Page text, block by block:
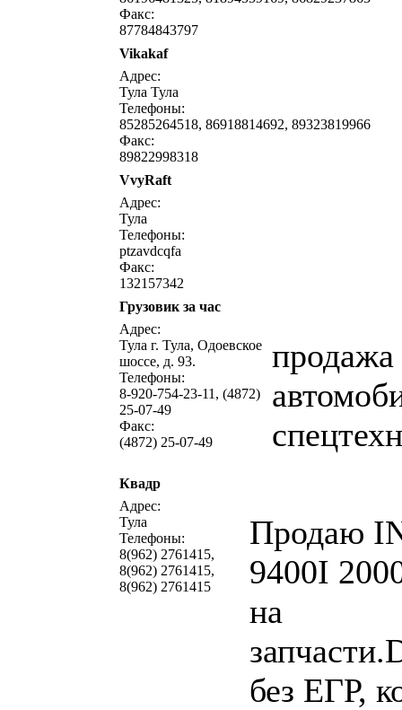
Факс:
87784843797
Vikakaf
Адрес:
Тула Тула
Телефоны:
85285264518, 86918814692, 89323819966
Факс:
89822998318
VvyRaft
Адрес:
Тула
Телефоны:
ptzavdcqfa
Факс:
132157342
Грузовик за час
Адрес:
Тула г. Тула, Одоевское
шоссе, д. 93.
Телефоны:
8-920-754-23-11, (4872)
25-07-49
Факс:
(4872) 25-07-49
продажа
Квадр
Адрес:
Тула
Телефоны:
8(962) 2761415,
8(962) 2761415,
8(962) 2761415
Продаю
9400I
на
без ЕГР,